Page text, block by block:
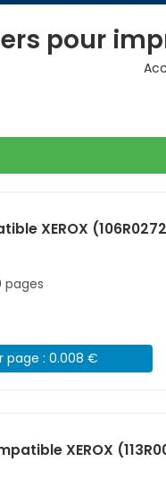
pour
XEROX
pages
page : 0.008 €
XEROX